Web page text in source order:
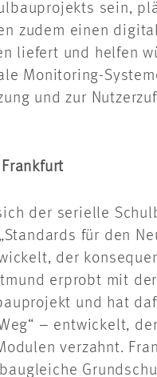
sein,
zudem einen
liefert und helfen
Monitoring-
und zur
der serielle
für den
der
erprobt mit der
und hat
– entwickelt,
verzahnt.